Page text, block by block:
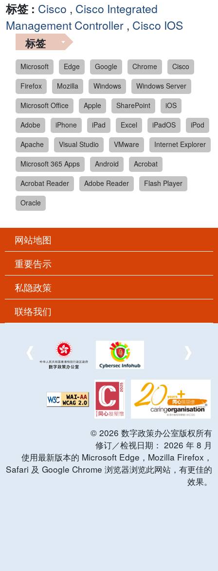
标签 : Cisco , Cisco Integrated
Management Controller , Cisco IOS
标签
Microsoft Edge Google Chrome
Cisco
Firefox
Mozilla Windows
Windows Server
Microsoft Office
Apple SharePoint
iOS
Adobe
iPhone iPad Excel iPadOS
iPod
Apache
Visual Studio VMware
Internet Explorer
Microsoft 365 Apps
Android
Acrobat
Acrobat Reader
Adobe Reader
Flash Player
Oracle
网站地图
重要告示
私隐政策
联络我们
© 2026 数字政策办公室版权所有
修订／检视日期： 2026 年 8 月
使用最新版本的 Microsoft Edge，Mozilla Firefox，
Safari 及 Google Chrome 浏览器浏览此网站，有更佳的
效果。